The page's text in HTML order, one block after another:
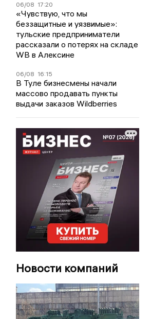
06/08 17:20
«Чувствую, что мы
беззащитные и уязвимые»:
тульские предприниматели
рассказали о потерях на складе
WB в Алексине
06/08 16:15
В Туле бизнесмены начали
массово продавать пункты
выдачи заказов Wildberries
Новости компаний